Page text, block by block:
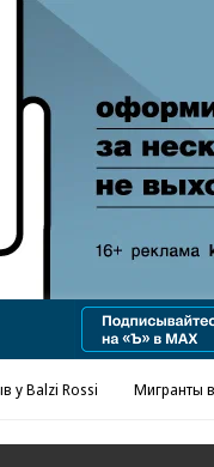
ad
у Balzi Rossi Мигранты